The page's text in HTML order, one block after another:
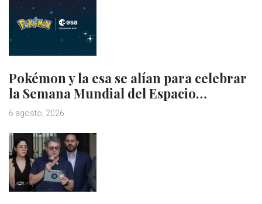
Pokémon y la esa se alían para celebrar
la Semana Mundial del Espacio…
6 agosto, 2026